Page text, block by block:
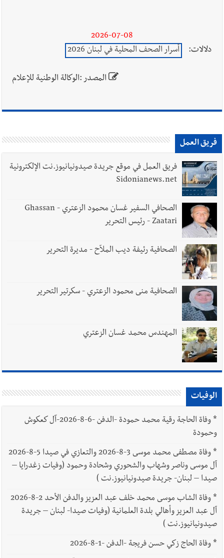
2026-07-08
دلالات:
أسرار الصحف المحلية في لبنان 2026
المصدر :الوكالة الوطنية للإعلام
فريق العمل
فريق العمل في موقع جريدة صيدونيانيوز.نت الإلكترونية
Sidonianews.net
الصحافي السفير غسان محمود الزعتري - Ghassan
Zaatari - رئيس التحرير
الصحافية رئيفة ديب الملاّح - مديرة التحرير
الصحافية منى محمود الزعتري - سكرتير التحرير
المهندس محمد غسان الزعتري
الوفيات
*
وفاة الحاجة رقية محمد حمودة -الدفن -6-8-2026-آل كعكوش
وحمودة
*
وفاة مصطفى محمد موسى 3-8-2026 والتعازي في صيدا 5-8-2026
آل موسى وناصر وشهاب والشحوري وشحادة وحمود (وفيات زغدرايا –
صيدا – لبنان- جريدة صيدونيانيوز.نت )
*
وفاة الشاب موسى محمد خلف عبد العزيز والدفن الأحد 2-8-2026
آل عبد العزيز وأهالي بلدة العلمانية (وفيات صيدا- لبنان – جريدة
صيدونيانيوز.نت )
*وفاة الحاج زكي حسن فريجة -الدفن -1-8-2026